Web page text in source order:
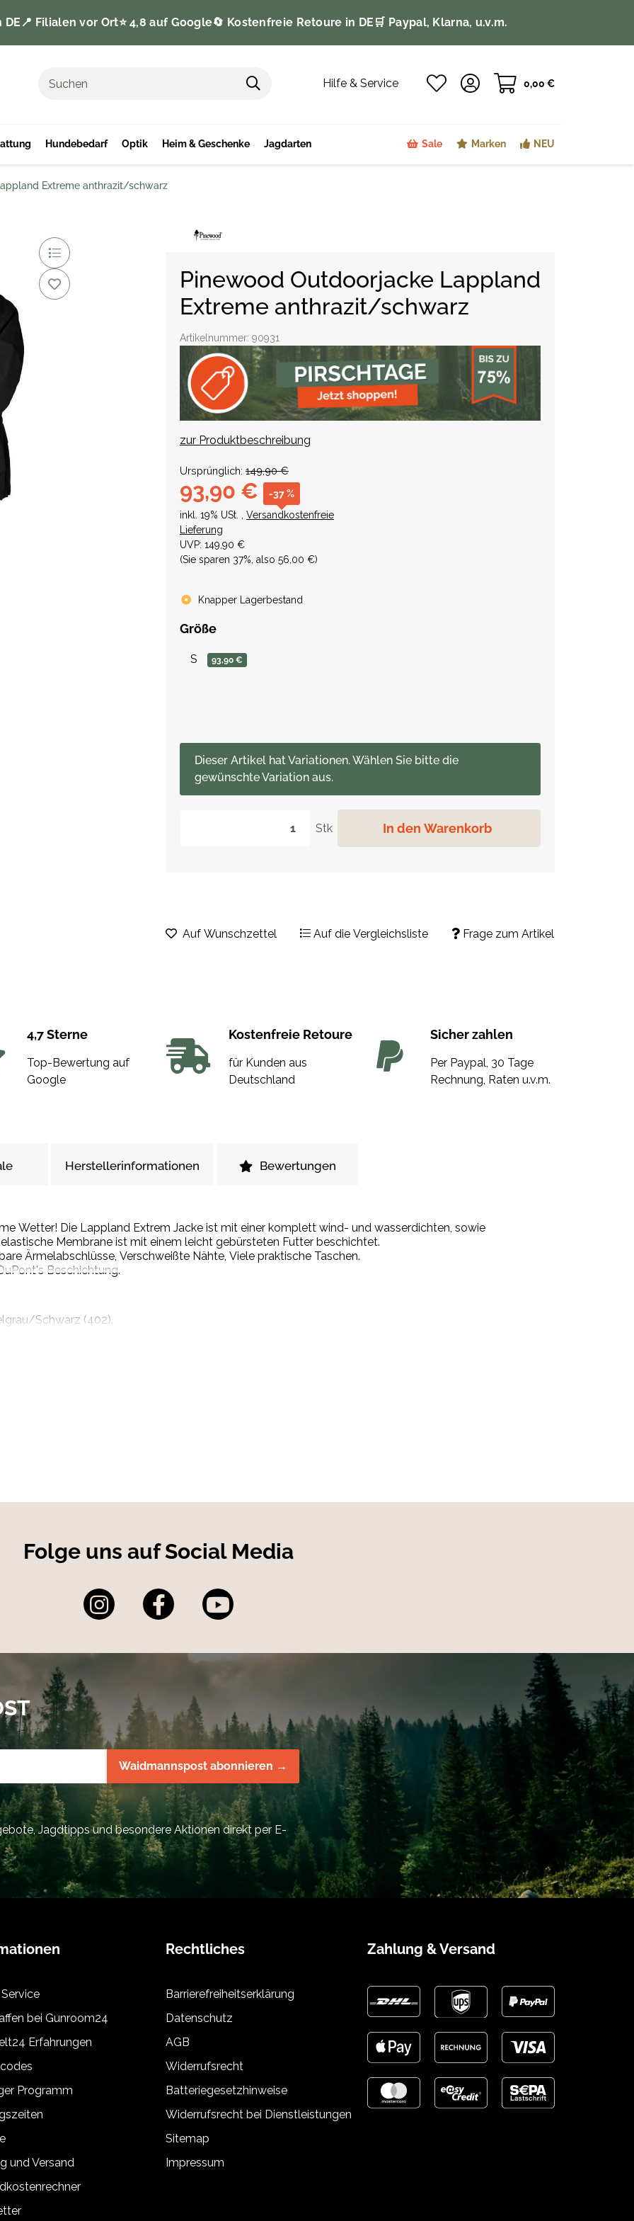
DE 📍 Filialen vor Ort⭐️ 4,8 auf Google🔄 Kostenfreie Retoure in DE 🛒 Paypal, Klarna, u.v.m.
Hilfe & Service 0,00 €
Hundebedarf Optik Heim & Geschenke Jagdarten Sale Marken NEU
Extreme anthrazit/schwarz
Pinewood Outdoorjacke Lappland
Extreme anthrazit/schwarz
Artikelnummer: 90931
zur Produktbeschreibung
Ursprünglich: 149,90 €
93,90 € -37 %
inkl. 19% USt. , Versandkostenfreie
Lieferung
UVP: 149,90 €
(Sie sparen 37%, also 56,00 €)
Knapper Lagerbestand
Größe
S 93,90 €
Stk In den Warenkorb
xDieser Artikel hat Variationen. Wählen Sie bitte die
gewünschte Variation aus.
Frage zum Artikel
Auf Wunschzettel Auf die Vergleichsliste
4,7 Sterne
Top-Bewertung auf
Google
Kostenfreie Retoure
für Kunden aus
Deutschland
Sicher zahlen
Per Paypal, 30 Tage
Rechnung, Raten u.v.m.
Herstellerinformationen Bewertungen
Wetter! Die Lappland Extrem Jacke ist mit einer komplett wind- und wasserdichten, sowie
Membrane ist mit einem leicht gebürsteten Futter beschichtet.
Ärmelabschlüsse, Verschweißte Nähte, Viele praktische Taschen.
Beschichtung.
Schwarz (402).
Folge uns auf Social Media
Waidmannspost abonnieren →
Jagdtipps und besondere Aktionen direkt per E-
bei Gunroom24
Erfahrungen
Programm
und Versand
Rechtliches
Barrierefreiheitserklärung
Datenschutz
AGB
Widerrufsrecht
Batteriegesetzhinweise
Widerrufsrecht bei Dienstleistungen
Sitemap
Impressum
Zahlung & Versand